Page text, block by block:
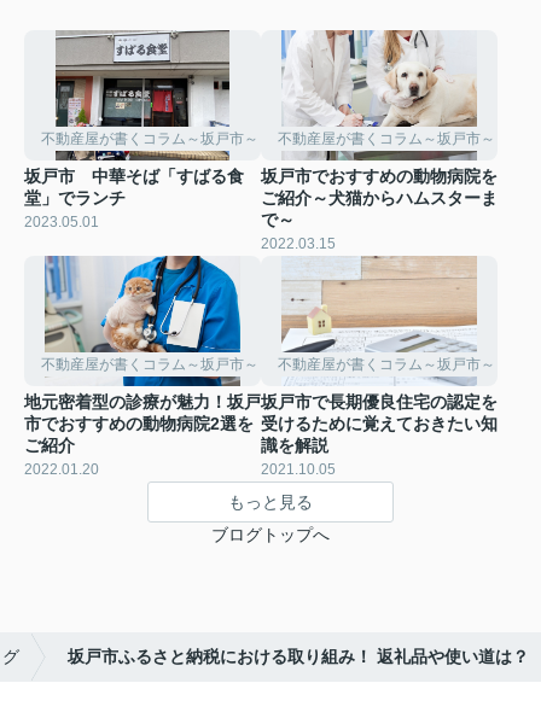
不動産屋が書くコラム～坂戸市～
坂戸市 中華そば「すばる食
堂」でランチ
2023.05.01
不動産屋が書くコラム～坂戸市～
坂戸市でおすすめの動物病院を
ご紹介～犬猫からハムスターま
で～
2022.03.15
不動産屋が書くコラム～坂戸市～
地元密着型の診療が魅力！坂戸
市でおすすめの動物病院2選を
ご紹介
2022.01.20
不動産屋が書くコラム～坂戸市～
坂戸市で長期優良住宅の認定を
受けるために覚えておきたい知
識を解説
2021.10.05
もっと見る
ブログトップへ
坂戸市ふるさと納税における取り組み！ 返礼品や使い道は？